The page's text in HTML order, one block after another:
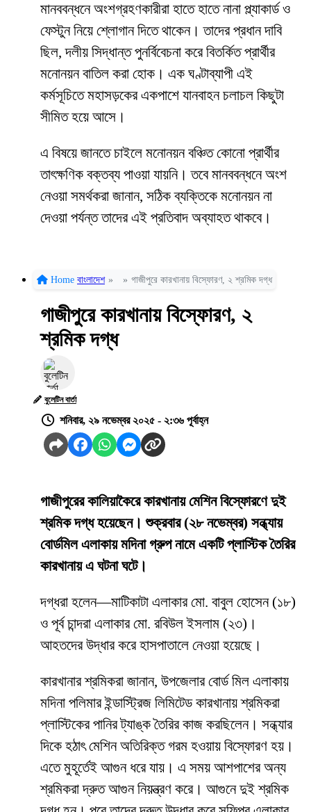
মানববন্ধনে অংশগ্রহণকারীরা হাতে হাতে নানা প্ল্যাকার্ড ও
ফেস্টুন নিয়ে শ্লোগান দিতে থাকেন। তাদের প্রধান দাবি
ছিল, দলীয় সিদ্ধান্ত পুনর্বিবেচনা করে বিতর্কিত প্রার্থীর
মনোনয়ন বাতিল করা হোক। এক ঘণ্টাব্যাপী এই
কর্মসূচিতে মহাসড়কের একপাশে যানবাহন চলাচল কিছুটা
সীমিত হয়ে আসে।
এ বিষয়ে জানতে চাইলে মনোনয়ন বঞ্চিত কোনো প্রার্থীর
তাৎক্ষণিক বক্তব্য পাওয়া যায়নি। তবে মানববন্ধনে অংশ
নেওয়া সমর্থকরা জানান, সঠিক ব্যক্তিকে মনোনয়ন না
দেওয়া পর্যন্ত তাদের এই প্রতিবাদ অব্যাহত থাকবে।
Home বাংলাদেশ » » গাজীপুরে কারখানায় বিস্ফোরণ, ২ শ্রমিক দগ্ধ
গাজীপুরে কারখানায় বিস্ফোরণ, ২
শ্রমিক দগ্ধ
বুলেটিন বার্তা
শনিবার, ২৯ নভেম্বর ২০২৫ - ২:৩৬ পূর্বাহ্ন
গাজীপুরের কালিয়াকৈরে কারখানায় মেশিন বিস্ফোরণে দুই
শ্রমিক দগ্ধ হয়েছেন। শুক্রবার (২৮ নভেম্বর) সন্ধ্যায়
বোর্ডমিল এলাকায় মদিনা গ্রুপ নামে একটি প্লাস্টিক তৈরির
কারখানায় এ ঘটনা ঘটে।
দগ্ধরা হলেন—মাটিকাটা এলাকার মো. বাবুল হোসেন (১৮)
ও পূর্ব চান্দরা এলাকার মো. রবিউল ইসলাম (২৩)।
আহতদের উদ্ধার করে হাসপাতালে নেওয়া হয়েছে।
কারখানার শ্রমিকরা জানান, উপজেলার বোর্ড মিল এলাকায়
মদিনা পলিমার ইন্ডাস্ট্রিজ লিমিটেড কারখানায় শ্রমিকরা
প্লাস্টিকের পানির ট্যাঙ্ক তৈরির কাজ করছিলেন। সন্ধ্যার
দিকে হঠাৎ মেশিন অতিরিক্ত গরম হওয়ায় বিস্ফোরণ হয়।
এতে মুহূর্তেই আগুন ধরে যায়। এ সময় আশপাশের অন্য
শ্রমিকরা দ্রুত আগুন নিয়ন্ত্রণ করে। আগুনে দুই শ্রমিক